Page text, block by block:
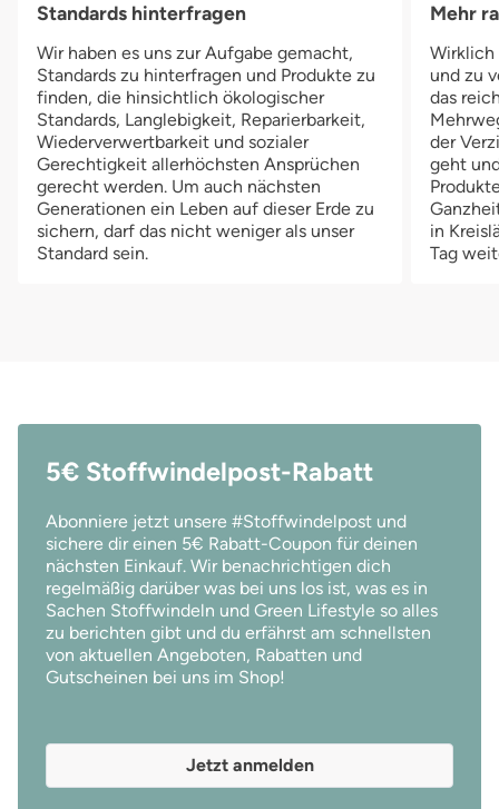
Standards hinterfragen
Wir haben es uns zur Aufgabe gemacht,
Standards zu hinterfragen und Produkte zu
finden, die hinsichtlich ökologischer
Standards, Langlebigkeit, Reparierbarkeit,
Wiederverwertbarkeit und sozialer
Gerechtigkeit allerhöchsten Ansprüchen
gerecht werden. Um auch nächsten
Generationen ein Leben auf dieser Erde zu
sichern, darf das nicht weniger als unser
Standard sein.
Mehr
Wirklich
und zu
das
der
geht
in
Tag
5€ Stoffwindelpost-Rabatt
Abonniere jetzt unsere #Stoffwindelpost und
sichere dir einen 5€ Rabatt-Coupon für deinen
nächsten Einkauf. Wir benachrichtigen dich
regelmäßig darüber was bei uns los ist, was es in
Sachen Stoffwindeln und Green Lifestyle so alles
zu berichten gibt und du erfährst am schnellsten
von aktuellen Angeboten, Rabatten und
Gutscheinen bei uns im Shop!
Jetzt anmelden